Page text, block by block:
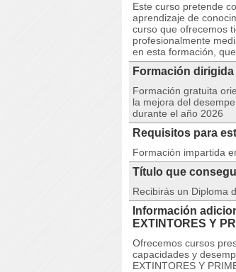
Este curso pretende
aprendizaje de
curso que ofrecemos
profesionalmente
en esta formación,
Formación dirigida
Formación gratuita
la mejora del
durante el año 2026
Requisitos para
Formación impartida
Título que
Recibirás un Diploma
Información
EXTINTORES Y
Ofrecemos cursos
capacidades y
EXTINTORES Y